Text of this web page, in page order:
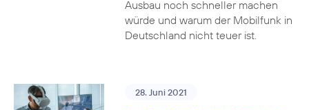
Ausbau noch schneller machen
würde und warum der Mobilfunk in
Deutschland nicht teuer ist.
28. Juni 2021